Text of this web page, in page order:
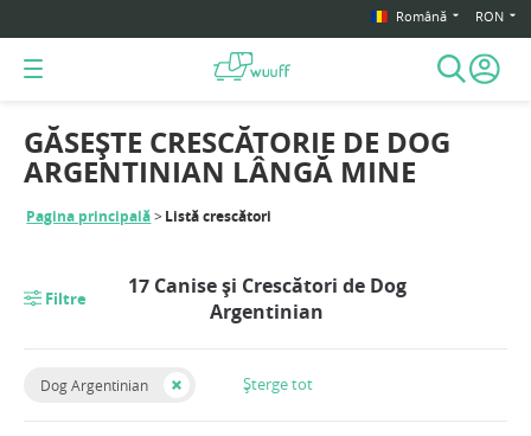
Română RON
Pagina principală Listă crescători
GĂSEȘTE CRESCĂTORIE DE DOG
ARGENTINIAN LÂNGĂ MINE
Filtre
17 Canise și Crescători de Dog
Argentinian
Dog Argentinian Șterge tot